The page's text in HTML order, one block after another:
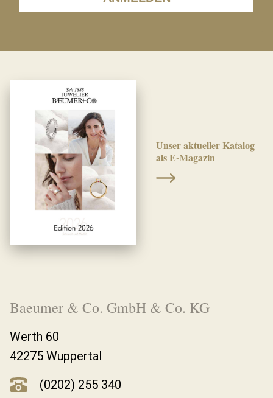
Unser aktueller Katalog
als E-Magazin
Baeumer & Co. GmbH & Co. KG
Werth 60
42275 Wuppertal
(0202) 255 340